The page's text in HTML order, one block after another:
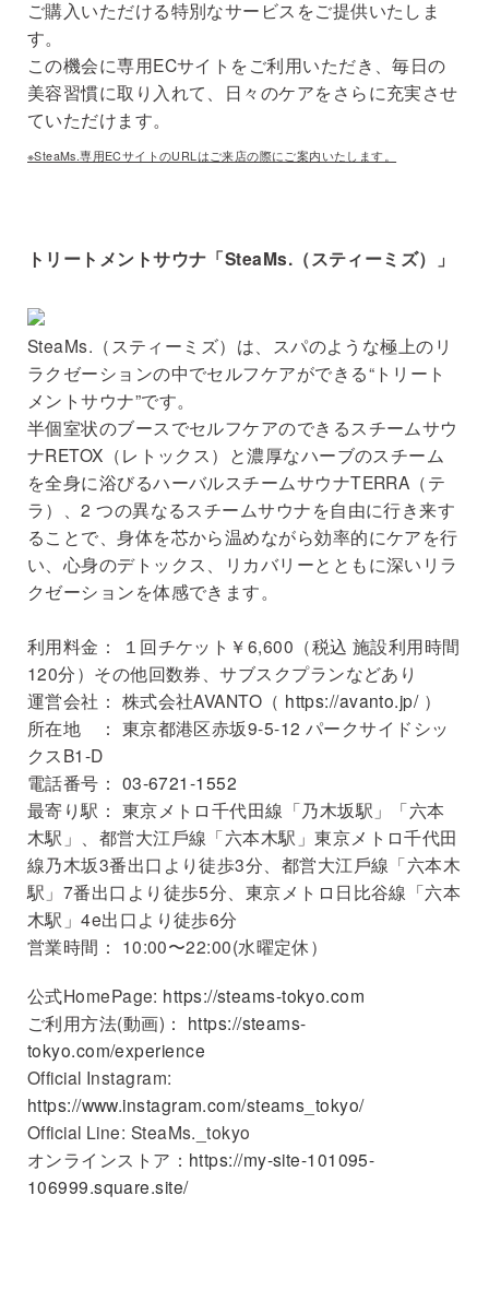
ご購⼊いただける特別なサービスをご提供いたしま
す。
この機会に専⽤ECサイトをご利⽤いただき、毎⽇の
美容習慣に取り⼊れて、⽇々のケアをさらに充実させ
ていただけます。
※SteaMs.専⽤ECサイトのURLはご来店の際にご案内いたします。
トリートメントサウナ「SteaMs.（スティーミズ）」
SteaMs.（スティーミズ）は、スパのような極上のリ
ラクゼーションの中でセルフケアができる“トリート
メントサウナ”です。
半個室状のブースでセルフケアのできるスチームサウ
ナRETOX（レトックス）と濃厚なハーブのスチーム
を全⾝に浴びるハーバルスチームサウナTERRA（テ
ラ）、2 つの異なるスチームサウナを⾃由に⾏き来す
ることで、⾝体を芯から温めながら効率的にケアを⾏
い、⼼⾝のデトックス、リカバリーとともに深いリラ
クゼーションを体感できます。
利⽤料⾦： １回チケット￥6,600（税込 施設利⽤時間
120分）その他回数券、サブスクプランなどあり
運営会社： 株式会社AVANTO（ https://avanto.jp/）
所在地 ： 東京都港区⾚坂9-5-12 パークサイドシッ
クスB1-D
電話番号： 03-6721-1552
最寄り駅： 東京メトロ千代⽥線「乃⽊坂駅」「六本
⽊駅」、都営⼤江⼾線「六本⽊駅」東京メトロ千代⽥
線乃⽊坂3番出⼝より徒歩3分、都営⼤江⼾線「六本⽊
駅」7番出⼝より徒歩5分、東京メトロ⽇⽐⾕線「六本
⽊駅」4e出⼝より徒歩6分
営業時間： 10:00〜22:00(⽔曜定休）
公式HomePage: https://steams-tokyo.com
ご利⽤⽅法(動画)： https://steams-
tokyo.com/experience
Official Instagram:
https://www.instagram.com/steams_tokyo/
Official Line: SteaMs._tokyo
オンラインストア： https://my-site-101095-
106999.square.site/